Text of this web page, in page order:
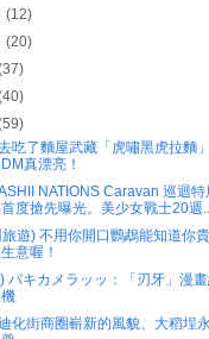
(12)
(20)
吃了麵屋武藏「虎嘯黑虎拉麵
真漂亮！
NATIONS Caravan 巡迴
度搶先曝光。美少女戰士20週
遊) 不用你開口鸚鵡能知道你
意喔！
バキカメラッッ：「刃牙」漫
化街商圈嶄新的風貌、大稻埕